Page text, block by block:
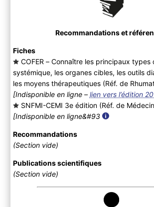
Recommandations et
Fiches
COFER – Connaître les principaux types
systémique, les organes cibles, les outils
les moyens thérapeutiques (Réf. de
[Indisponible en ligne – lien vers l’édition
SNFMI-CEMI 3e édition (Réf. de
[Indisponible en ligne&#93
Recommandations
(Section vide)
Publications scientifiques
(Section vide)